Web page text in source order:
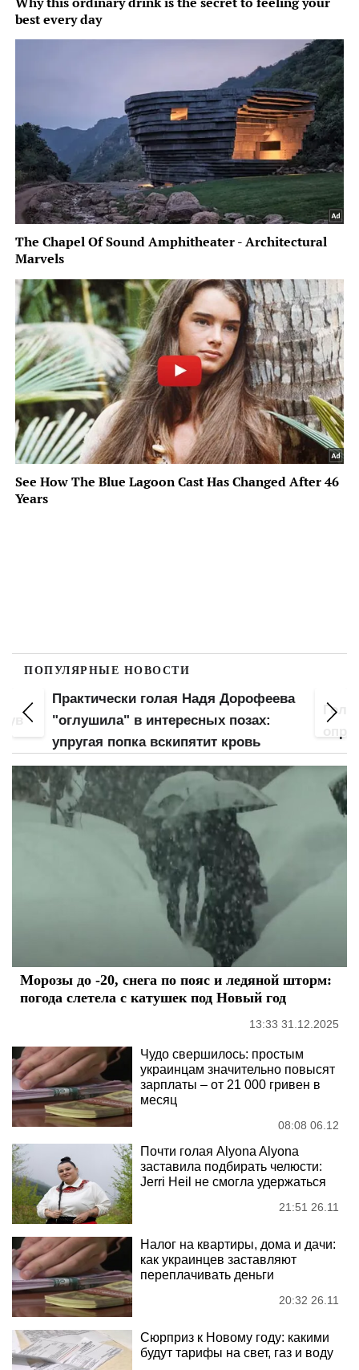
ПОПУЛЯРНЫЕ НОВОСТИ
Практически голая Надя Дорофеева
"оглушила" в интересных позах:
упругая попка вскипятит кровь
Морозы до -20, снега по пояс и ледяной шторм:
погода слетела с катушек под Новый год
13:33 31.12.2025
Чудо свершилось: простым
украинцам значительно повысят
зарплаты – от 21 000 гривен в
месяц
08:08 06.12
Почти голая Alyona Alyona
заставила подбирать челюсти:
Jerri Heil не смогла удержаться
21:51 26.11
Налог на квартиры, дома и дачи:
как украинцев заставляют
переплачивать деньги
20:32 26.11
Сюрприз к Новому году: какими
будут тарифы на свет, газ и воду